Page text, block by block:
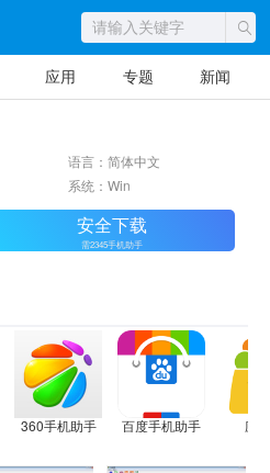
应用 专题 新闻
语言：简体中文
系统：Win
安全下载
需2345手机助手
360手机助手 百度手机助手 应